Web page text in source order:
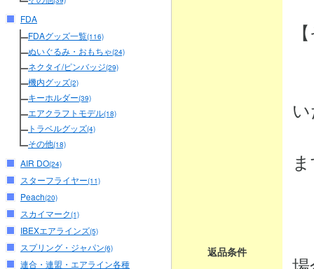
FDA
FDAグッズ一覧(116)
ぬいぐるみ・おもちゃ(24)
ネクタイ/ピンバッジ(29)
機内グッズ(2)
キーホルダー(39)
エアクラフトモデル(18)
トラベルグッズ(4)
その他(18)
AIR DO(24)
スターフライヤー(11)
Peach(20)
スカイマーク(1)
IBEXエアラインズ(5)
スプリング・ジャパン(6)
連合・連盟・エアライン各種
返品条件